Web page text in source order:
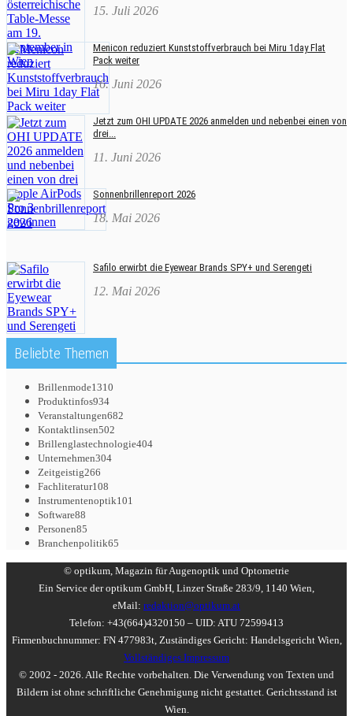
15. Juli 2026
Menicon reduziert Kunststoffverbrauch bei Miru 1day Flat
Pack weiter
16. Juni 2026
Jetzt zum OHI UPDATE 2026 anmelden und nebenbei einen von
drei...
11. Juni 2026
Sonnenbrillenreport 2026
18. Mai 2026
Safilo erwirbt die Eyewear Brands SPY+ und Serengeti
12. Mai 2026
Beliebte Themen
Brillenmode1310
Produktinfos934
Veranstaltungen682
Kontaktlinsen502
Brillenglastechnologie404
Unternehmen304
Zeitgeistig266
Fachliteratur108
Instrumentenoptik101
Software88
Personen85
Branchenpolitik65
© optikum, Magazin für Augenoptik und Optometrie
Ein Service der optikum GmbH, Linzer Straße 283/9, 1140 Wien,
eMail: redaktion@optikum.at
Telefon: +43(664)4320150 – UID: ATU 72599413
Firmenbuchnummer: FN 477983t, Zuständiges Gericht: Handelsgericht Wien,
Vollständiges Impressum
© 2002 - 2026. Alle Rechte vorbehalten. Die Verwendung von Texten und
Bildern ist ohne schriftliche Genehmigung nicht gestattet. Gerichtsstand ist
Wien.